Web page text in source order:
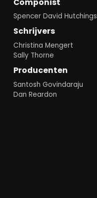
Spencer David Hutchings
Schrijvers
Christina Mengert
Sally Thorne
Producenten
Santosh Govindaraju
Dan Reardon